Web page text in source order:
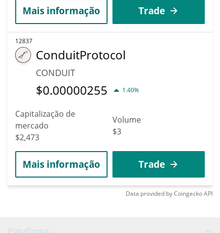
Mais informação Trade
12837
ConduitProtocol
CONDUIT
$0.00000255 1.40%
Capitalização de
mercado
$2,473
Volume
$3
Mais informação Trade
Data provided byCoingeckoAPI